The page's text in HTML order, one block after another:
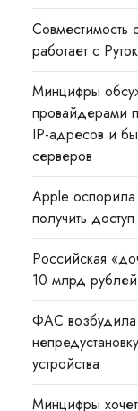
Совместимость
работает с
Минцифры
провайдерами
IP-адресов и
серверов
Apple
получить
Российская
10 млрд
ФАС
устройства
Минцифры